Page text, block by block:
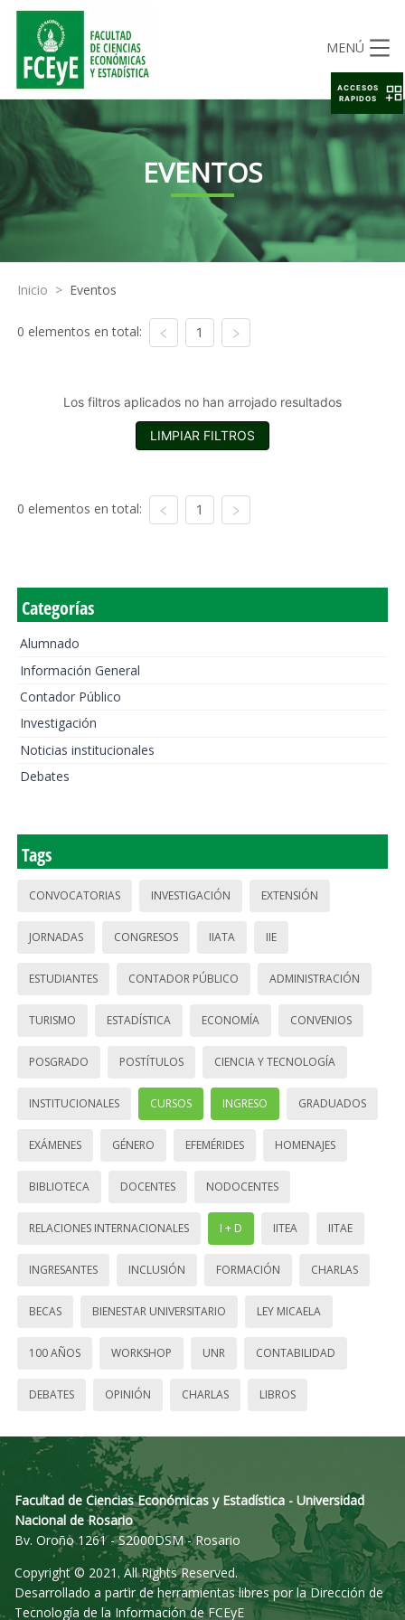
MENÚ
EVENTOS
Inicio > Eventos
0 elementos en total: 1
Los filtros aplicados no han arrojado resultados
LIMPIAR FILTROS
0 elementos en total: 1
Categorías
Alumnado
Información General
Contador Público
Investigación
Noticias institucionales
Debates
Tags
CONVOCATORIAS INVESTIGACIÓN EXTENSIÓN
JORNADAS CONGRESOS IIATA IIE
ESTUDIANTES CONTADOR PÚBLICO ADMINISTRACIÓN
TURISMO ESTADÍSTICA ECONOMÍA CONVENIOS
POSGRADO POSTÍTULOS CIENCIA Y TECNOLOGÍA
INSTITUCIONALES CURSOS INGRESO GRADUADOS
EXÁMENES GÉNERO EFEMÉRIDES HOMENAJES
BIBLIOTECA DOCENTES NODOCENTES
RELACIONES INTERNACIONALES I + D IITEA IITAE
INGRESANTES INCLUSIÓN FORMACIÓN CHARLAS
BECAS BIENESTAR UNIVERSITARIO LEY MICAELA
100 AÑOS WORKSHOP UNR CONTABILIDAD
DEBATES OPINIÓN CHARLAS LIBROS
Facultad de Ciencias Económicas y Estadística - Universidad
Nacional de Rosario
Bv. Oroño 1261 - S2000DSM - Rosario
Copyright © 2021. All Rights Reserved.
Desarrollado a partir de herramientas libres por la Dirección de
Tecnología de la Información de FCEyE
ACCESOS
RAPIDOS